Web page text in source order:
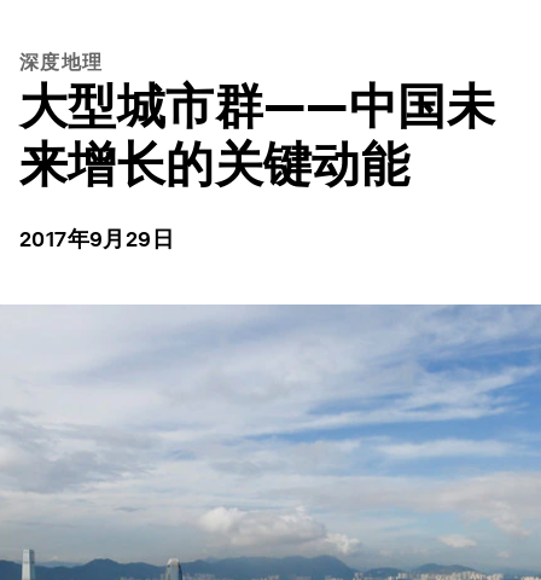
深度地理
大型城市群——中国未
来增长的关键动能
2017年9月29日